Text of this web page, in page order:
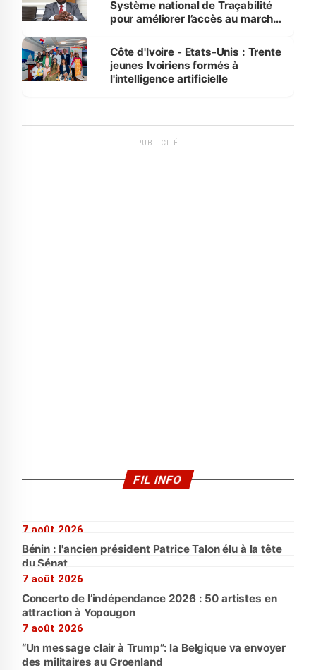
Système national de Traçabilité
pour améliorer l’accès au marché
Côte d'Ivoire - Etats-Unis : Trente
jeunes Ivoiriens formés à
l'intelligence artificielle
PUBLICITÉ
FIL INFO
7 août 2026
Bénin : l'ancien président Patrice Talon élu à la tête
du Sénat
7 août 2026
Concerto de l’indépendance 2026 : 50 artistes en
attraction à Yopougon
7 août 2026
“Un message clair à Trump”: la Belgique va envoyer
des militaires au Groenland